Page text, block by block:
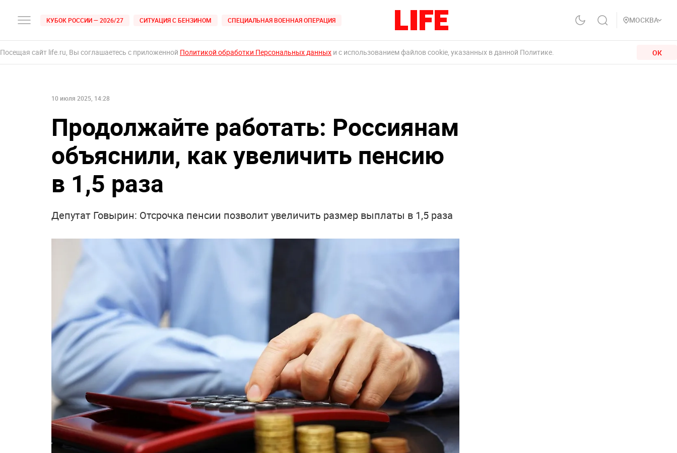
КУБОК РОССИИ — 2026/27 СИТУАЦИЯ С БЕНЗИНОМ СПЕЦИАЛЬНАЯ ВОЕННАЯ ОПЕРАЦИЯ МОСКВА
Посещая сайт life.ru, Вы соглашаетесь с приложенной Политикой обработки Персональных данных и с использованием файлов cookie, указанных в данной Политике. ОК
10 июля 2025, 14:28
Продолжайте работать: Россиянам
объяснили, как увеличить пенсию
в 1,5 раза
Депутат Говырин: Отсрочка пенсии позволит увеличить размер выплаты в 1,5 раза